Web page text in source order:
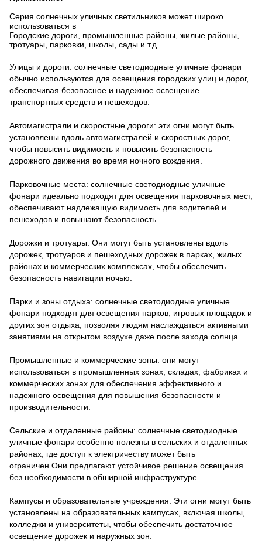
Серия солнечных уличных светильников может широко
использоваться в
Городские дороги, промышленные районы, жилые районы,
тротуары, парковки, школы, сады и т.д.
Улицы и дороги: солнечные светодиодные уличные фонари
обычно используются для освещения городских улиц и дорог,
обеспечивая безопасное и надежное освещение
транспортных средств и пешеходов.
Автомагистрали и скоростные дороги: эти огни могут быть
установлены вдоль автомагистралей и скоростных дорог,
чтобы повысить видимость и повысить безопасность
дорожного движения во время ночного вождения.
Парковочные места: солнечные светодиодные уличные
фонари идеально подходят для освещения парковочных мест,
обеспечивают надлежащую видимость для водителей и
пешеходов и повышают безопасность.
Дорожки и тротуары: Они могут быть установлены вдоль
дорожек, тротуаров и пешеходных дорожек в парках, жилых
районах и коммерческих комплексах, чтобы обеспечить
безопасность навигации ночью.
Парки и зоны отдыха: солнечные светодиодные уличные
фонари подходят для освещения парков, игровых площадок и
других зон отдыха, позволяя людям наслаждаться активными
занятиями на открытом воздухе даже после захода солнца.
Промышленные и коммерческие зоны: они могут
использоваться в промышленных зонах, складах, фабриках и
коммерческих зонах для обеспечения эффективного и
надежного освещения для повышения безопасности и
производительности.
Сельские и отдаленные районы: солнечные светодиодные
уличные фонари особенно полезны в сельских и отдаленных
районах, где доступ к электричеству может быть
ограничен.Они предлагают устойчивое решение освещения
без необходимости в обширной инфраструктуре.
Кампусы и образовательные учреждения: Эти огни могут быть
установлены на образовательных кампусах, включая школы,
колледжи и университеты, чтобы обеспечить достаточное
освещение дорожек и наружных зон.